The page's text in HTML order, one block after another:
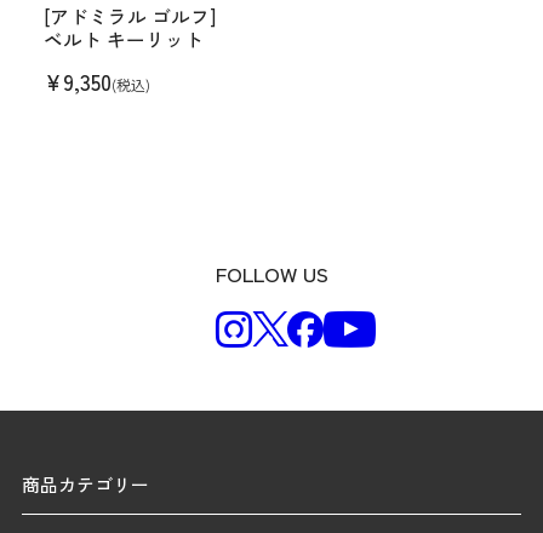
[アドミラル ゴルフ]
ベルト キーリット
¥9,350(税込)
FOLLOW US
商品カテゴリー